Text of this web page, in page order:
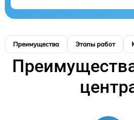
Преимущества Этапы работ